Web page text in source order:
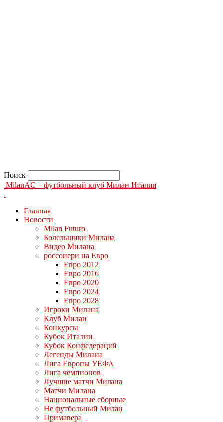
Поиск
MilanAC – футбольный клуб Милан Италия
Главная
Новости
Milan Futuro
Болельщики Милана
Видео Милана
россонери на Евро
Евро 2012
Евро 2016
Евро 2020
Евро 2024
Евро 2028
Игроки Милана
Клуб Милан
Конкурсы
Кубок Италии
Кубок Конфедераций
Легенды Милана
Лига Европы УЕФА
Лига чемпионов
Лучшие матчи Милана
Матчи Милана
Национальные сборные
Не футбольный Милан
Примавера